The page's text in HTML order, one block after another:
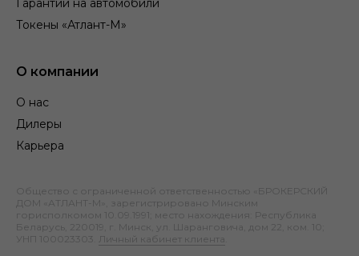
Гарантии на автомобили
Токены «Атлант-М»
О компании
О нас
Дилеры
Карьера
Общество с ограниченной ответственностью «БРОКЕРСКИЙ
ДОМ «АТЛАНТ-М», зарегистрировано Минским
горисполкомом 10.09.1991; место нахождения: Республика
Беларусь, 220019, г. Минск, ул. Шаранговича, дом 22, ком. 10;
УНП 100023303.
Личный кабинет клиента